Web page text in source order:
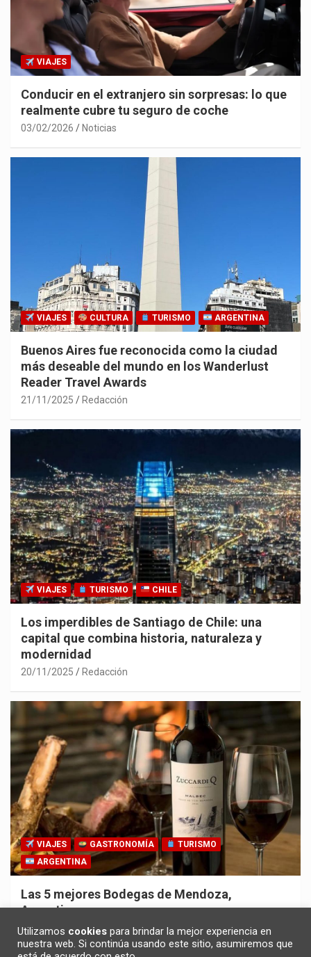
VIAJES
Conducir en el extranjero sin sorpresas: lo que
realmente cubre tu seguro de coche
03/02/2026 Noticias
VIAJES CULTURA TURISMO ARGENTINA
Buenos Aires fue reconocida como la ciudad
más deseable del mundo en los Wanderlust
Reader Travel Awards
21/11/2025 Redacción
VIAJES TURISMO CHILE
Los imperdibles de Santiago de Chile: una
capital que combina historia, naturaleza y
modernidad
20/11/2025 Redacción
VIAJES GASTRONOMÍA
TURISMO
ARGENTINA
Las 5 mejores Bodegas de Mendoza,
Argentina
30/10/2025 Redacción
Utilizamos cookies para brindar la mejor experiencia en
nuestra web. Si continúa usando este sitio, asumiremos que